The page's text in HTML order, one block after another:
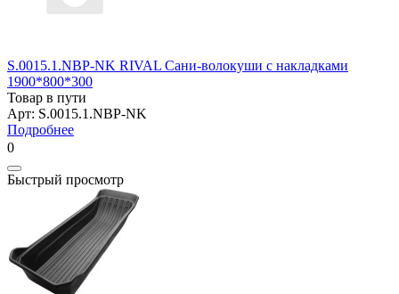
S.0015.1.NBP-NK RIVAL Сани-волокуши с накладками
1900*800*300
Товар в пути
Арт: S.0015.1.NBP-NK
Подробнее
0
Быстрый просмотр